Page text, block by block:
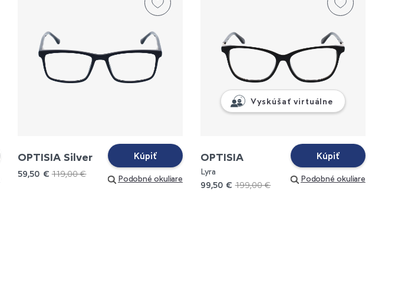
OPTISIA Silver
59,50 €119,00 €
Kúpiť
Podobné okuliare
Vyskúšať virtuálne
OPTISIA
Lyra
99,50 €199,00 €
Kúpiť
Podobné okuliare